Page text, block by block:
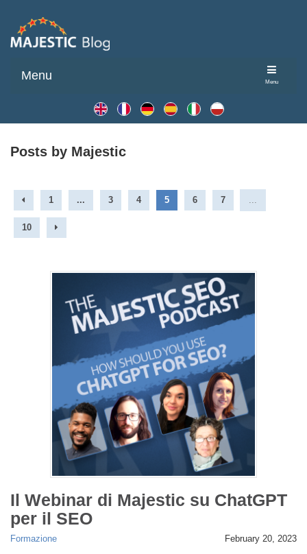
Menu
Menu
Posts by Majestic
1 ... 3 4 5 6 7
10
Il Webinar di Majestic su ChatGPT
per il SEO
Formazione February 20, 2023